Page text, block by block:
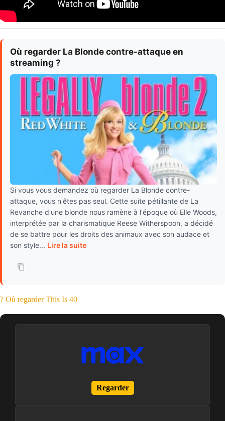
Où regarder La Blonde contre-attaque en
streaming ?
Si vous vous demandez où regarder La Blonde contre-
attaque, vous n'êtes pas seul. Cette suite pétillante de La
Revanche d'une blonde nous ramène à l'époque où Elle Woods,
interprétée par la charismatique Reese Witherspoon, a décidé
de se battre pour les droits des animaux avec son audace et
son style... Lire la suite
? Où regarder This Is 40
Regarder